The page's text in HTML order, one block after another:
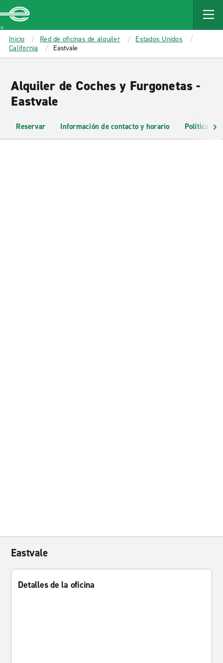
MAIN
CONTENT
Enterprise
Inicio Red de oficinas de alquiler
Estados Unidos
California
Eastvale
Alquiler de Coches y Furgonetas -
Eastvale
Reservar Información de contacto y horario Políticas
Eastvale
Detalles de la oficina